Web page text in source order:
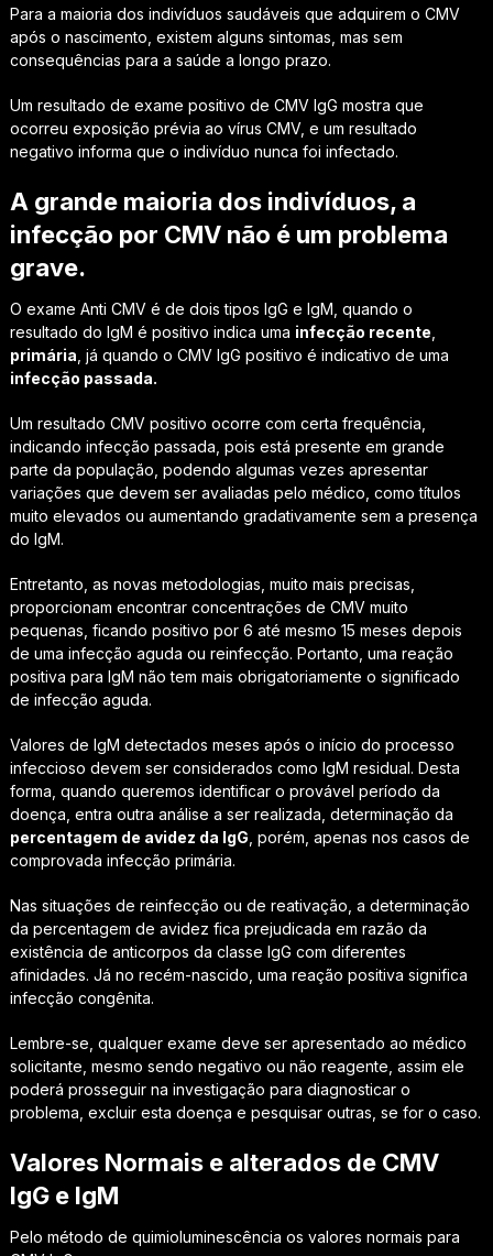
Para a maioria dos indivíduos saudáveis que adquirem o CMV
após o nascimento, existem alguns sintomas, mas sem
consequências para a saúde a longo prazo.
Um resultado de exame positivo de CMV IgG mostra que
ocorreu exposição prévia ao vírus CMV, e um resultado
negativo informa que o indivíduo nunca foi infectado.
A grande maioria dos indivíduos, a
infecção por CMV não é um problema
grave.
O exame Anti CMV é de dois tipos IgG e IgM, quando o
resultado do IgM é positivo indica uma infecção recente
primária , já quando o CMV IgG positivo é indicativo de uma
infecção passada.
Um resultado CMV positivo ocorre com certa frequência,
indicando infecção passada, pois está presente em grande
parte da população, podendo algumas vezes apresentar
variações que devem ser avaliadas pelo médico, como títulos
muito elevados ou aumentando gradativamente sem a presença
do IgM.
Entretanto, as novas metodologias, muito mais precisas,
proporcionam encontrar concentrações de CMV muito
pequenas, ficando positivo por 6 até mesmo 15 meses depois
de uma infecção aguda ou reinfecção. Portanto, uma reação
positiva para IgM não tem mais obrigatoriamente o significado
de infecção aguda.
Valores de IgM detectados meses após o início do processo
infeccioso devem ser considerados como IgM residual. Desta
forma, quando queremos identificar o provável período da
doença, entra outra análise a ser realizada, determinação da
percentagem de avidez da IgG , porém, apenas nos casos de
comprovada infecção primária.
Nas situações de reinfecção ou de reativação, a determinação
da percentagem de avidez fica prejudicada em razão da
existência de anticorpos da classe IgG com diferentes
afinidades. Já no recém-nascido, uma reação positiva significa
infecção congênita.
Lembre-se, qualquer exame deve ser apresentado ao médico
solicitante, mesmo sendo negativo ou não reagente, assim ele
poderá prosseguir na investigação para diagnosticar o
problema, excluir esta doença e pesquisar outras, se for o caso.
Valores Normais e alterados de CMV
IgG e IgM
Pelo método de quimioluminescência os valores normais para